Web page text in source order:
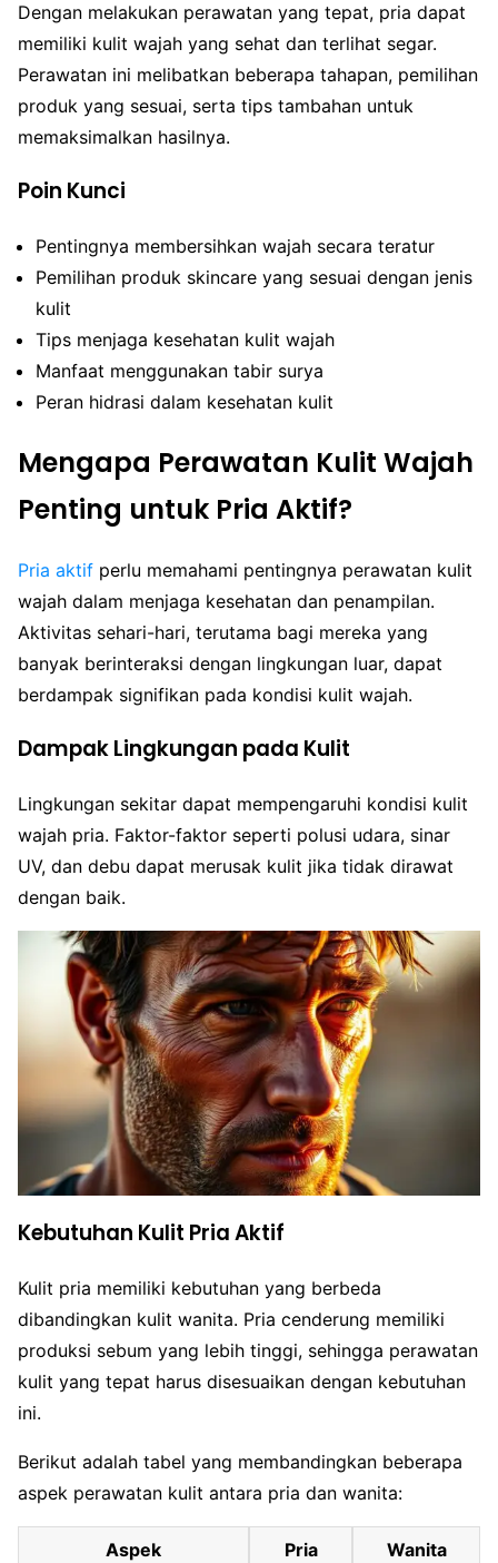
Dengan melakukan perawatan yang tepat, pria dapat
memiliki kulit wajah yang sehat dan terlihat segar.
Perawatan ini melibatkan beberapa tahapan, pemilihan
produk yang sesuai, serta tips tambahan untuk
memaksimalkan hasilnya.
Poin Kunci
Pentingnya membersihkan wajah secara teratur
Pemilihan produk skincare yang sesuai dengan jenis
kulit
Tips menjaga kesehatan kulit wajah
Manfaat menggunakan tabir surya
Peran hidrasi dalam kesehatan kulit
Mengapa Perawatan Kulit Wajah
Penting untuk Pria Aktif?
Pria aktif perlu memahami pentingnya perawatan kulit
wajah dalam menjaga kesehatan dan penampilan.
Aktivitas sehari-hari, terutama bagi mereka yang
banyak berinteraksi dengan lingkungan luar, dapat
berdampak signifikan pada kondisi kulit wajah.
Dampak Lingkungan pada Kulit
Lingkungan sekitar dapat mempengaruhi kondisi kulit
wajah pria. Faktor-faktor seperti polusi udara, sinar
UV, dan debu dapat merusak kulit jika tidak dirawat
dengan baik.
Kebutuhan Kulit Pria Aktif
Kulit pria memiliki kebutuhan yang berbeda
dibandingkan kulit wanita. Pria cenderung memiliki
produksi sebum yang lebih tinggi, sehingga perawatan
kulit yang tepat harus disesuaikan dengan kebutuhan
ini.
Berikut adalah tabel yang membandingkan beberapa
aspek perawatan kulit antara pria dan wanita:
Aspek Pria Wanita